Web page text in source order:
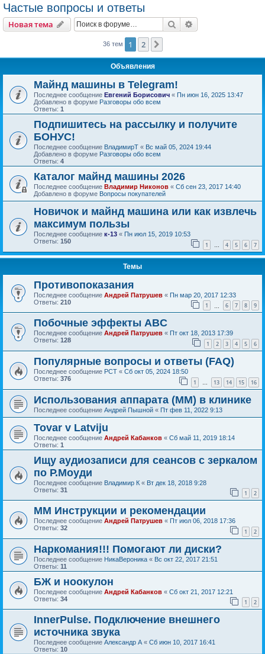
Частые вопросы и ответы
Новая тема Поиск
36 тем 1 2
Объявления
Майнд машины в Telegram!
Последнее сообщение Евгений Борисович « Пн июн 16, 2025 13:47
Добавлено в форуме Разговоры обо всем
Ответы: 1
Подпишитесь на рассылку и получите
БОНУС!
Последнее сообщение ВладимирТ « Вс май 05, 2024 19:44
Добавлено в форуме Разговоры обо всем
Ответы: 4
Каталог майнд машины 2026
Последнее сообщение Владимир Никонов « Сб сен 23, 2017 14:40
Добавлено в форуме Вопросы покупателей
Новичок и майнд машина или как извлечь
максимум пользы
Последнее сообщение к-13 « Пн июл 15, 2019 10:53
Ответы: 150 1 … 4 5 6 7
Темы
Противопоказания
Последнее сообщение Андрей Патрушев « Пн мар 20, 2017 12:33
Ответы: 210 1 6 7 8 9
Побочные эффекты ABC
Последнее сообщение Андрей Патрушев « Пт окт 18, 2013 17:39
Ответы: 128 1 2 3 4 5 6
Популярные вопросы и ответы (FAQ)
Последнее сообщение РСТ « Сб окт 05, 2024 18:50
Ответы: 376 1 … 13 14 15 16
Использования аппарата (ММ) в клинике
Последнее сообщение Андрей Пышной « Пт фев 11, 2022 9:13
Tovar v Latviju
Последнее сообщение Андрей Кабанков « Сб май 11, 2019 18:14
Ответы: 1
Ищу аудиозаписи для сеансов с зеркалом
по Р.Моуди
Последнее сообщение Владимир К « Вт дек 18, 2018 9:28
Ответы: 31 1 2
ММ Инструкции и рекомендации
Последнее сообщение Андрей Патрушев « Пт июл 06, 2018 17:36
Ответы: 32 1 2
Наркомания!!! Помогают ли диски?
Последнее сообщение НикаВероника « Вс окт 22, 2017 21:51
Ответы: 11
БЖ и ноокулон
Последнее сообщение Андрей Кабанков « Сб окт 21, 2017 12:21
Ответы: 34 1 2
InnerPulse. Подключение внешнего
источника звука
Последнее сообщение Александр А« Сб июн 10, 2017 16:41
Ответы: 10